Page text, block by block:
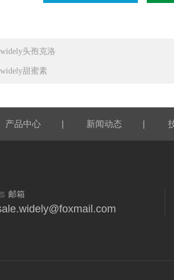
widely头孢克洛
widely甜蜜素
产品中心 | 新闻动态 |
邮箱